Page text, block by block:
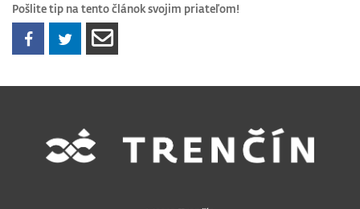
Pošlite tip na tento článok svojim priateľom!